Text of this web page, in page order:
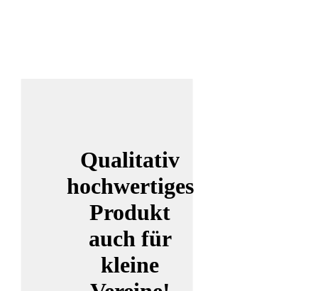
Qualitativ
hochwertiges
Produkt
auch für
kleine